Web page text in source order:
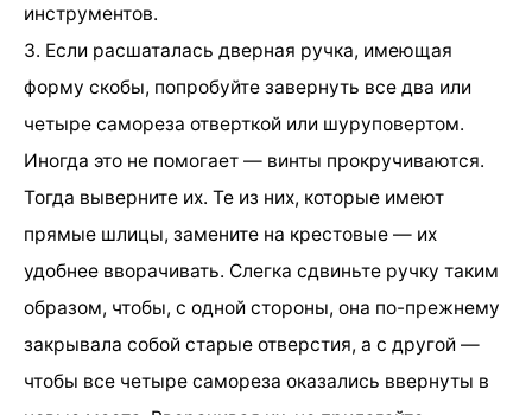
инструментов.
3. Если расшаталась дверная ручка, имеющая
форму скобы, попробуйте завернуть все два или
четыре самореза отверткой или шуруповертом.
Иногда это не помогает — винты прокручиваются.
Тогда выверните их. Те из них, которые имеют
прямые шлицы, замените на крестовые — их
удобнее вворачивать. Слегка сдвиньте ручку таким
образом, чтобы, с одной стороны, она по-прежнему
закрывала собой старые отверстия, а с другой —
чтобы все четыре самореза оказались ввернуты в